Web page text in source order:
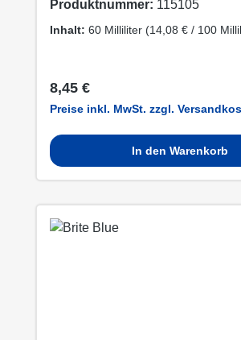
Produktnummer: 115105
Inhalt: 60 Milliliter (14,08 € / 100
Regulärer Preis:
8,45 €
Preise inkl. MwSt. zzgl.
In den Warenkorb